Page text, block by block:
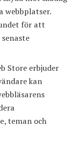
webbplatser.
för att
Store erbjuder
kan
teman och